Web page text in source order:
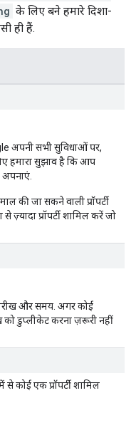
के लिए बने हमारे दिशा-
ही हैं.
अपनी सभी सुविधाओं पर,
हमारा सुझाव है कि आप
अपनाएं.
की जा सकने वाली प्रॉपर्टी
ज़्यादा प्रॉपर्टी शामिल करें जो
और समय. अगर कोई
को डुप्लीकेट करना ज़रूरी नहीं
कोई एक प्रॉपर्टी शामिल